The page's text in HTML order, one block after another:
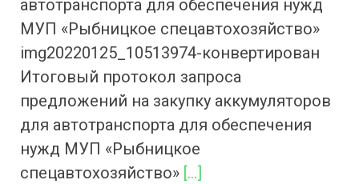
автотранспорта для обеспечения нужд
МУП «Рыбницкое спецавтохозяйство»
img20220125_10513974-конвертирован
Итоговый протокол запроса
предложений на закупку аккумуляторов
для автотранспорта для обеспечения
нужд МУП «Рыбницкое
спецавтохозяйство» […]